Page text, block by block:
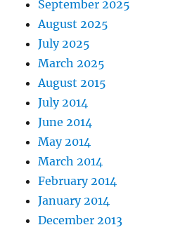
September 2025
August 2025
July 2025
March 2025
August 2015
July 2014
June 2014
May 2014
March 2014
February 2014
January 2014
December 2013